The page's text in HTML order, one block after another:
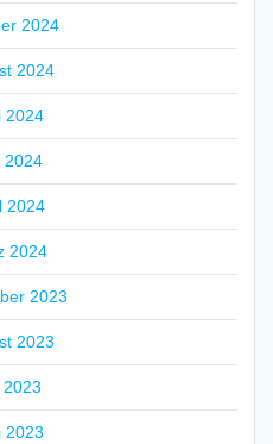
2024
2024
2024
2024
2024
2024
2023
2023
2023
2023